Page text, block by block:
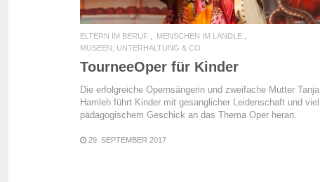
ELTERN IM BERUF
MENSCHEN IM LÄNDLE
MUSEEN, UNTERHALTUNG & CO.
TourneeOper für Kinder
Die erfolgreiche Opernsängerin und zweifache Mutter Tanja
Hamleh führt Kinder mit gesanglicher Leidenschaft und viel
pädagogischem Geschick an das Thema Oper heran.
29. SEPTEMBER 2017